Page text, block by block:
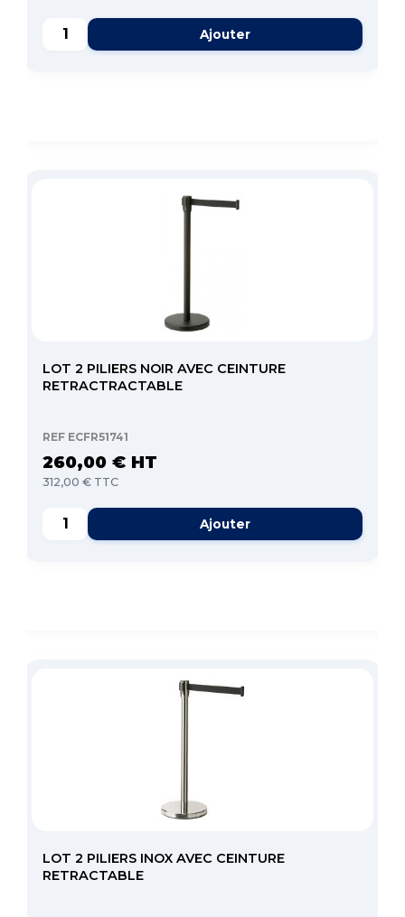
Ajouter
LOT 2 PILIERS NOIR AVEC CEINTURE
RETRACTRACTABLE
REF ECFR51741
260,00 € HT
312,00 € TTC
Ajouter
LOT 2 PILIERS INOX AVEC CEINTURE
RETRACTABLE